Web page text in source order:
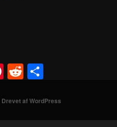
Drevet af WordPress
PinterestReddit